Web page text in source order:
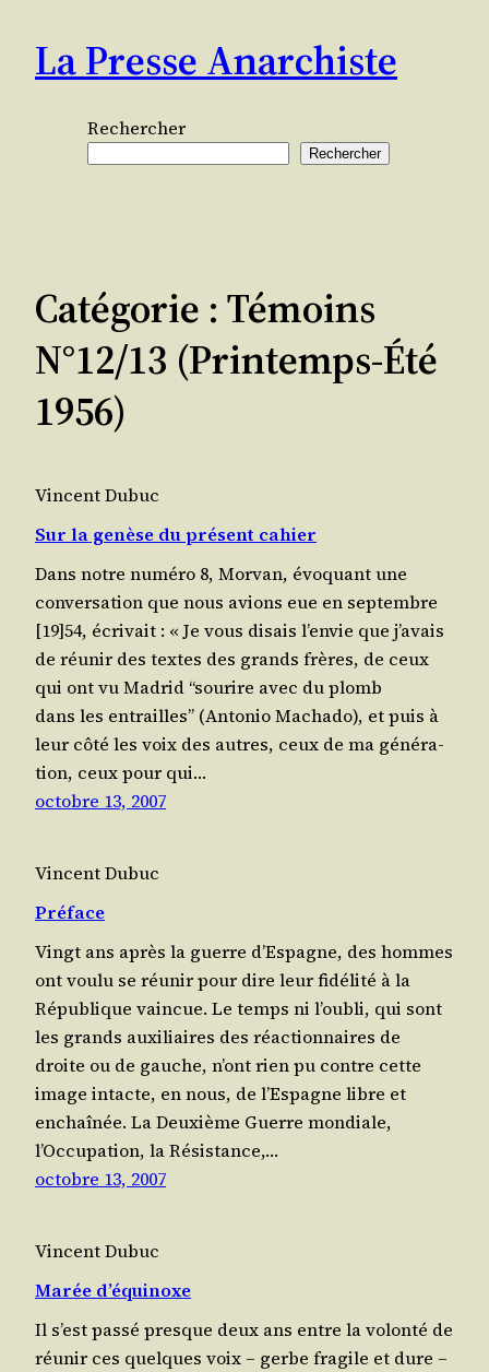
contenu
La Presse Anarchiste
Rechercher
Rechercher
Catégorie : Témoins
N°12/13 (printemps-Été
1956)
Vincent Dubuc
Sur la genèse du présent cahier
Dans notre numé­ro 8, Mor­van, évo­quant une
conver­sa­tion que nous avions eue en sep­tembre
[19]54, écri­vait : « Je vous disais l’envie que j’avais
de réunir des textes des grands frères, de ceux
qui ont vu Madrid “sou­rire avec du plomb
dans les entrailles” (Anto­nio Macha­do), et puis à
leur côté les voix des autres, ceux de ma géné­ra­
tion, ceux pour qui…
octobre 13, 2007
Vincent Dubuc
Préface
Vingt ans après la guerre d’Espagne, des hommes
ont vou­lu se réunir pour dire leur fidé­li­té à la
Répu­blique vain­cue. Le temps ni l’oubli, qui sont
les grands auxi­liaires des réac­tion­naires de
droite ou de gauche, n’ont rien pu contre cette
image intacte, en nous, de l’Espagne libre et
enchaînée. La Deuxième Guerre mon­diale,
l’Occupation, la Résistance,…
octobre 13, 2007
Vincent Dubuc
Marée d’équinoxe
Il s’est pas­sé presque deux ans entre la volon­té de
réunir ces quelques voix – gerbe fra­gile et dure –